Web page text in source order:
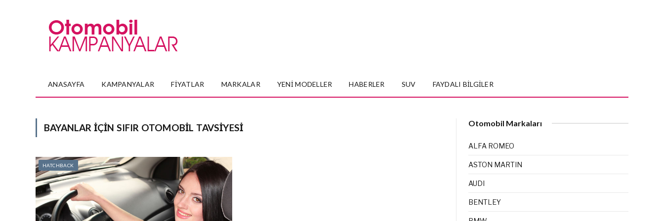
ANASAYFA KAMPANYALAR FIYATLAR MARKALAR YENI MODELLER HABERLER SUV FAYDALI BILGILER
BAYANLAR IÇIN SIFIR OTOMOBIL TAVSIYESI
HATCHBACK
Otomobil Markaları
ALFA ROMEO
ASTON MARTIN
AUDI
BENTLEY